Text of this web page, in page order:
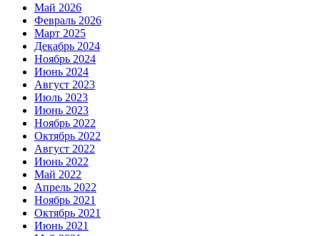
Май 2026
Февраль 2026
Март 2025
Декабрь 2024
Ноябрь 2024
Июнь 2024
Август 2023
Июль 2023
Июнь 2023
Ноябрь 2022
Октябрь 2022
Август 2022
Июнь 2022
Май 2022
Апрель 2022
Ноябрь 2021
Октябрь 2021
Июнь 2021